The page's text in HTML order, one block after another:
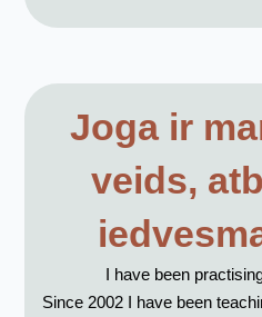
Joga ir
veids,
I have been
Since 2002 I have been